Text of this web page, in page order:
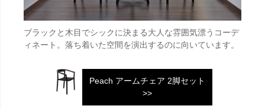
ブラックと木目でシックに決まる大人な雰囲気漂うコーデ
ィネート。落ち着いた空間を演出するのに向いています。
Peach アームチェア 2脚セット
>>